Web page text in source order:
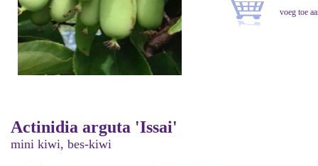
Actinidia arguta 'Issai'
mini kiwi, bes-kiwi